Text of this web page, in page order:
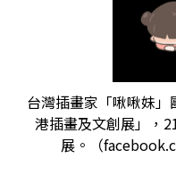
台灣插畫家「啾啾妹
港插畫及文創展」，
展。（